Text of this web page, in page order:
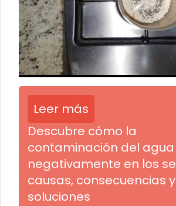
Leer más
Descubre cómo la
contaminación del
negativamente en los
causas, consecuencias y
soluciones